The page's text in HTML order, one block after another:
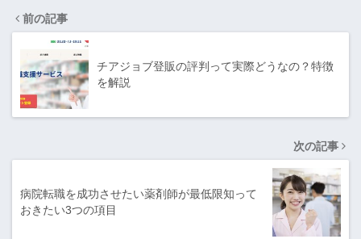
前の記事
チアジョブ登販の評判って実際どうなの？特徴
を解説
次の記事
病院転職を成功させたい薬剤師が最低限知って
おきたい3つの項目